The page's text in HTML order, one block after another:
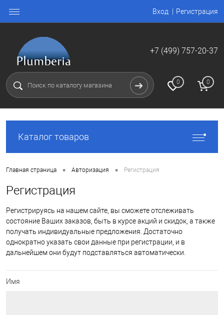
Вход Регистрация
+7 (499) 757-20-37
0 0
Каталог товаров
Главная страница • Авторизация • Регистрация
Регистрация
Регистрируясь на нашем сайте, вы сможете отслеживать
состояние Ваших заказов, быть в курсе акций и скидок, а также
получать индивидуальные предложения. Достаточно
однократно указать свои данные при регистрации, и в
дальнейшем они будут подставляться автоматически.
Имя